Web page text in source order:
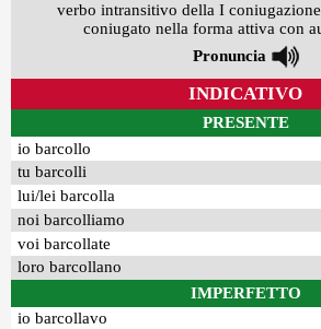
verbo intransitivo della I
coniugato nella forma attiva con
Pronuncia
INDICATIVO
PRESENTE
io barcollo
tu barcolli
lui/lei barcolla
noi barcolliamo
voi barcollate
loro barcollano
IMPERFETTO
io barcollavo